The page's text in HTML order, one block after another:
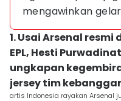
mengawinkan
1. Usai Arsenal
EPL, Hesti
ungkapan
jersey tim
artis Indonesia rayakan Arsenal